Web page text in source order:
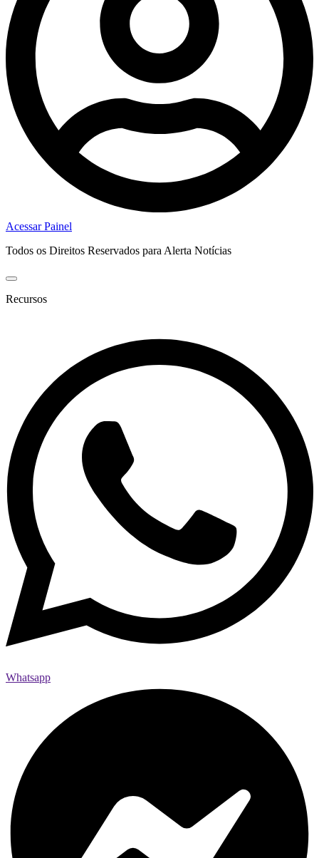
Acessar Painel
Todos os Direitos Reservados para Alerta Notícias
Recursos
Whatsapp